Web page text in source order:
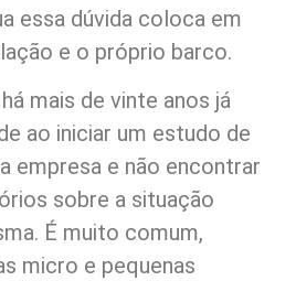
essa dúvida coloca em
e o próprio barco.
mais de vinte anos já
ao iniciar um estudo de
empresa e não encontrar
sobre a situação
É muito comum,
micro e pequenas